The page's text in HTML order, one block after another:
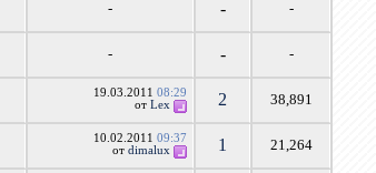
- - -
- - -
19.03.201108:29
отLex 2 38,891
10.02.201109:37
отdimalux 1 21,264